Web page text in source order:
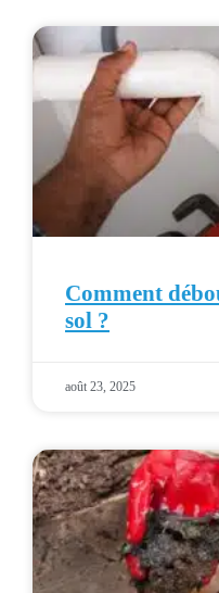
Comment
sol ?
août 23, 2025